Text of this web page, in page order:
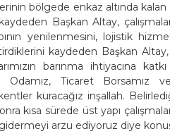
bölgede enkaz altında kalan
Başkan Altay,
yenilenmesini, lojistik
kaydeden Başkan
barınma ihtiyacına
Odamız, Ticaret Borsamız
kuracağız inşallah.
kısa sürede üst yapı
arzu ediyoruz diye